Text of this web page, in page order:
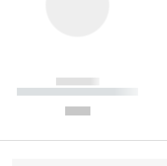
------------
----------- ----------- ----------